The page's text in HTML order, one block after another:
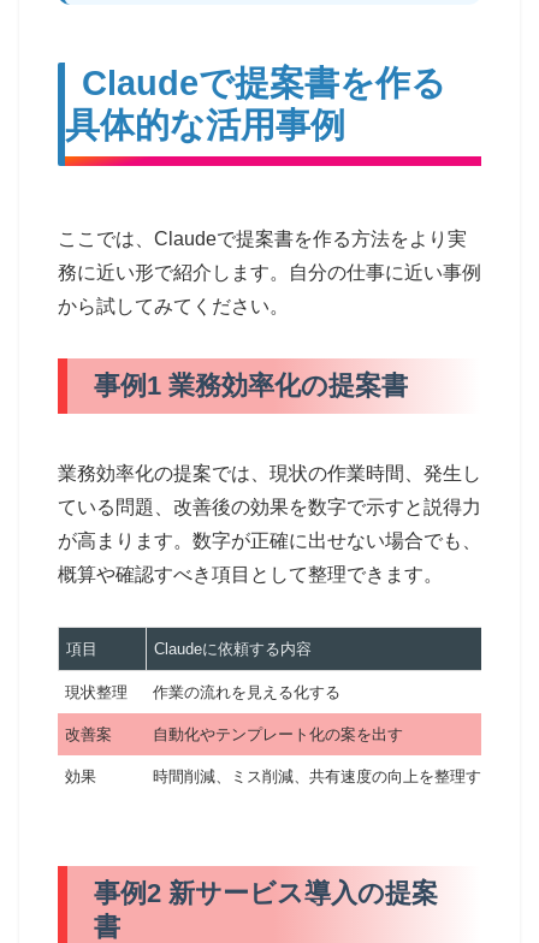
Claudeで提案書を作る
具体的な活用事例
ここでは、Claudeで提案書を作る方法をより実
務に近い形で紹介します。自分の仕事に近い事例
から試してみてください。
事例1 業務効率化の提案書
業務効率化の提案では、現状の作業時間、発生し
ている問題、改善後の効果を数字で示すと説得力
が高まります。数字が正確に出せない場合でも、
概算や確認すべき項目として整理できます。
項目 Claudeに依頼する内容
現状整理 作業の流れを見える化する
改善案 自動化やテンプレート化の案を出す
効果 時間削減、ミス削減、共有速度の向上を整理する
事例2 新サービス導入の提案
書